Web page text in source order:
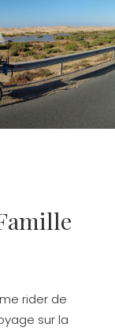
rider de
sur la